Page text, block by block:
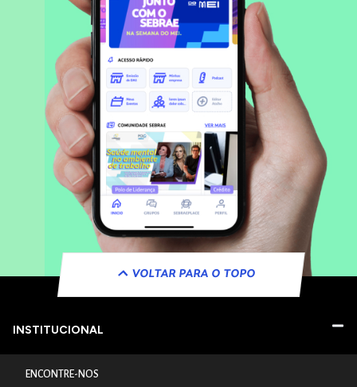
VOLTAR PARA O TOPO
INSTITUCIONAL
ENCONTRE-NOS